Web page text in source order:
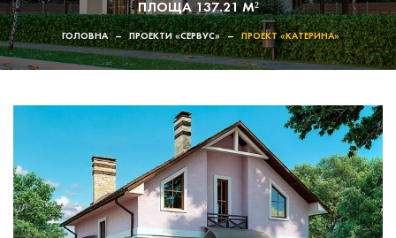
ПЛОЩА 137.21 М²
ГОЛОВНА – ПРОЕКТИ «СЕРВУС» – ПРОЕКТ «КАТЕРИНА»